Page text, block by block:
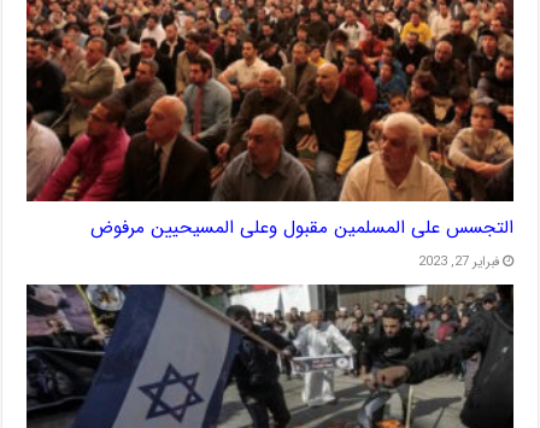
التجسس على المسلمين مقبول وعلى المسيحيين مرفوض
فبراير 27, 2023